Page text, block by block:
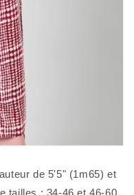
tailles : 34-46 et 46-60.